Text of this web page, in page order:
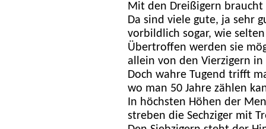
Mit den Dreißigern braucht
Da sind viele gute, ja sehr
vorbildlich sogar, wie
Übertroffen werden sie
allein von den Vierzigern
Doch wahre Tugend trifft
wo man 50 Jahre zählen
In höchsten Höhen der
streben die Sechziger mit